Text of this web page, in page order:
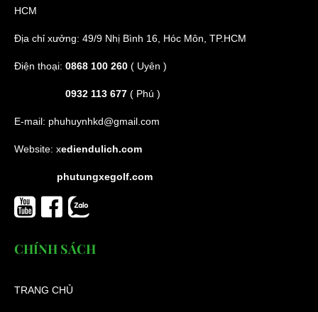
HCM
Địa chỉ xưởng: 49/9 Nhị Bình 16, Hóc Môn, TP.HCM
Điện thoại: 0868 100 260 ( Uyên )
0932 113 677 ( Phú )
E-mail: phuhuynhkd@gmail.com
Website: xediendulich.com
phutungxegolf.com
CHÍNH SÁCH
TRANG CHỦ